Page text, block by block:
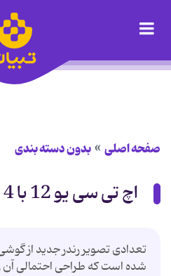
صفحه اصلی بدون دسته بندی
اچ تی سی یو 12 با 4 دوربین
شده است که طراحی احتمالی آن‌